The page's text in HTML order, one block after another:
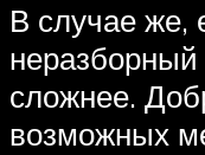
В случае же,
неразборный
сложнее.
возможных